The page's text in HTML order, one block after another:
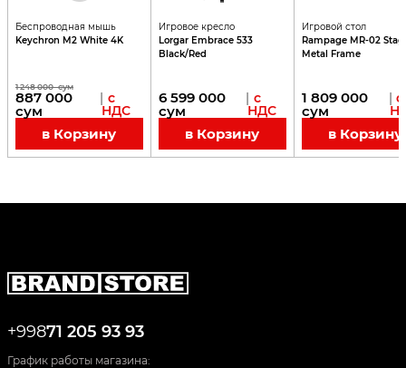
Беспроводная мышь
Keychron M2 White 4K
1 248 000 сум
887 000
сум
| с
НДС
в Корзину
Игровое кресло
Lorgar Embrace 533
Black/Red
6 599 000
сум
| с
НДС
в Корзину
Игровой стол
Rampage MR-02
Metal Frame
1 809 000
сум
| с
в Корзину
+99871 205 93 93
График работы магазина: